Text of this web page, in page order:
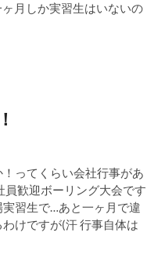
月しか実習生はいないの
ってくらい会社行事があ
員歓迎ボーリング大会です
習生で…あと一ヶ月で違
けですが(汗 行事自体は